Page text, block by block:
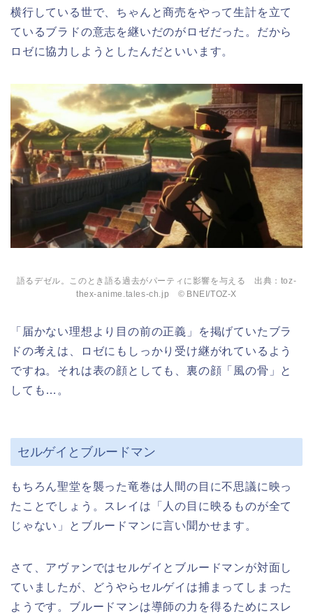
横行している世で、ちゃんと商売をやって生計を立て
ているブラドの意志を継いだのがロゼだった。だから
ロゼに協力しようとしたんだといいます。
語るデゼル。このとき語る過去がパーティに影響を与える 出典：toz-
thex-anime.tales-ch.jp © BNEI/TOZ-X
「届かない理想より目の前の正義」を掲げていたブラ
ドの考えは、ロゼにもしっかり受け継がれているよう
ですね。それは表の顔としても、裏の顔「風の骨」と
しても…。
セルゲイとブルードマン
もちろん聖堂を襲った竜巻は人間の目に不思議に映っ
たことでしょう。スレイは「人の目に映るものが全て
じゃない」とブルードマンに言い聞かせます。
さて、アヴァンではセルゲイとブルードマンが対面し
ていましたが、どうやらセルゲイは捕まってしまった
ようです。ブルードマンは導師の力を得るためにスレ